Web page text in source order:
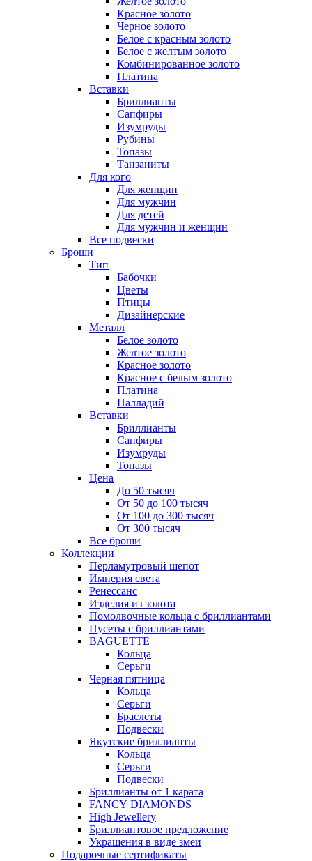
Красное золото
Черное золото
Белое с красным золото
Белое с желтым золото
Комбинированное золото
Платина
Вставки
Бриллианты
Сапфиры
Изумруды
Рубины
Топазы
Танзаниты
Для кого
Для женщин
Для мужчин
Для детей
Для мужчин и женщин
Все подвески
Броши
Тип
Бабочки
Цветы
Птицы
Дизайнерские
Металл
Белое золото
Желтое золото
Красное золото
Красное с белым золото
Платина
Палладий
Вставки
Бриллианты
Сапфиры
Изумруды
Топазы
Цена
До 50 тысяч
От 50 до 100 тысяч
От 100 до 300 тысяч
От 300 тысяч
Все броши
Коллекции
Перламутровый шепот
Империя света
Ренессанс
Изделия из золота
Помолвочные кольца с бриллиантами
Пусеты с бриллиантами
BAGUETTE
Кольца
Серьги
Черная пятница
Кольца
Серьги
Браслеты
Подвески
Якутские бриллианты
Кольца
Серьги
Подвески
Бриллианты от 1 карата
FANCY DIAMONDS
High Jewellery
Бриллиантовое предложение
Украшения в виде змеи
Подарочные сертификаты